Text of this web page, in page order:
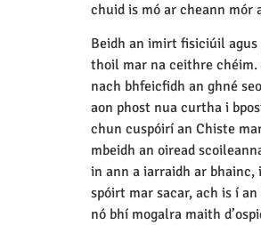
chuid is mó ar cheann mór
Beidh an imirt fisiciúil agus
thoil mar na ceithre chéim.
nach bhfeicfidh an ghné
aon phost nua curtha i
chun cuspóirí an Chiste
mbeidh an oiread
in ann a iarraidh ar
spóirt mar sacar, ach is í
nó bhí mogalra maith